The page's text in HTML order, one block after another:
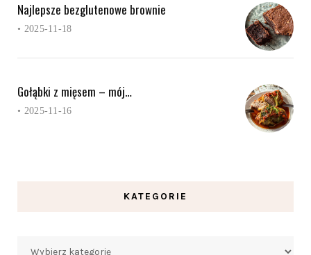
Najlepsze bezglutenowe brownie
• 2025-11-18
Gołąbki z mięsem – mój…
• 2025-11-16
KATEGORIE